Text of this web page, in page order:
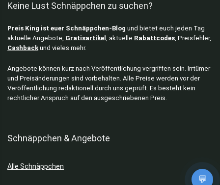
Keine Lust Schnäppchen zu suchen?
Preis King ist euer Schnäppchen-Blog und bietet euch jeden Tag
aktuelle Angebote, Gratisartikel , aktuelle Rabattcodes, Preisfehler,
Cashbackund vieles mehr.
Angebote können kurz nach Veröffentlichung vergriffen sein. Irrtümer
und Preisänderungen sind vorbehalten. Alle Preise werden vor der
Veröffentlichung redaktionell durch uns geprüft. Es besteht kein
rechtlicher Anspruch auf den ausgeschriebenen Preis.
Schnäppchen & Angebote
Alle Schnäppchen
💬